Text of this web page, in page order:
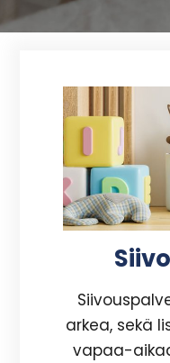
arkea, sekä
vapaa-